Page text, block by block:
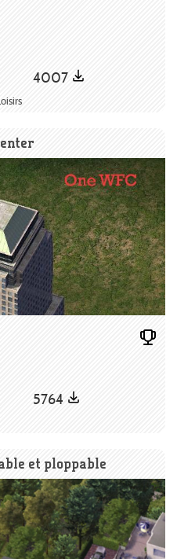
4007
5764
et ploppable